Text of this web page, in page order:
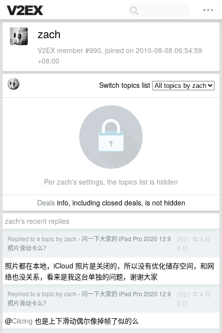
zach
V2EX member #990, joined on 2010-08-08 06:54:59
+08:00
Switch topics list
Per zach's settings, the topics list is hidden
Dealsinfo, including closed deals, is not hidden
zach's recent replies
Replied to a topic by zach › 问一下大家的 iPad Pro 2020 12.9
照片滑动卡么？
2021 年 4 月
3 日
照片都在本地，iCloud 照片是关闭的，所以没有优化储存空间，和网
络也没关系，看来是我这台单独的问题，谢谢大家
Replied to a topic by zach › 问一下大家的 iPad Pro 2020 12.9
照片滑动卡么？
2021 年 4 月
2 日
@Ciicing 也是上下滑动偶尔像掉帧了似的么